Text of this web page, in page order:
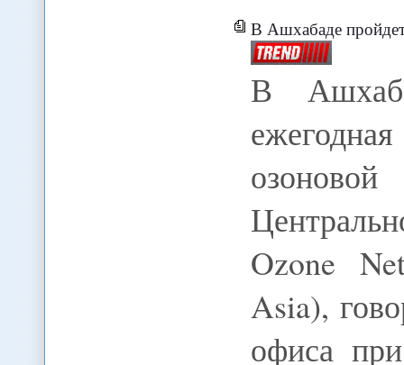
В Ашхабаде пройдет
В
Ozone
Asia),
офиса